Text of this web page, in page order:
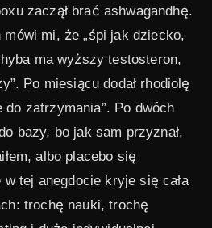
sens (a kiedy nie)
i doświadczenie
czy pomoc?
brać dziennie?
podnosi testosteron?
ashwagandha od rhodioli?
zaczął brać ashwagandhę.
mówi mi, że „śpi jak dziecko,
ma wyższy testosteron,
Po miesiącu dodał rhodiolę
zatrzymania”. Po dwóch
bazy, bo jak sam przyznał,
albo placebo się
w tej anegdocie kryje się cała
trochę nauki, trochę